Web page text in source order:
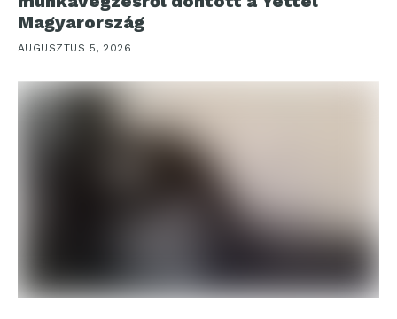
Magyarország
AUGUSZTUS 5, 2026